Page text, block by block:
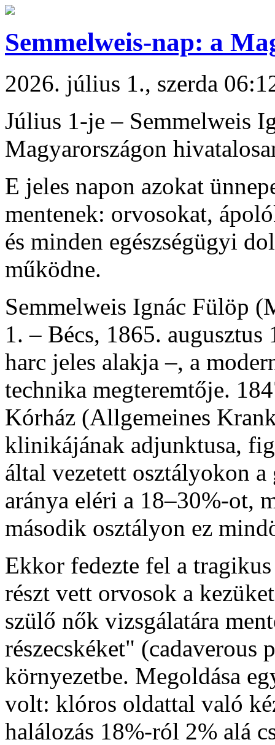
Semmelweis-nap: a
2026. július 1., szerda
Július 1-je – Semmelweis
Magyarországon
E jeles napon azokat
mentenek: orvosokat,
és minden egészségügyi
működne.
Semmelweis Ignác Fülöp
1. – Bécs, 1865.
harc jeles alakja –, a
technika megteremtője.
Kórház (Allgemeines
klinikájának adjunktusa,
által vezetett osztályokon
aránya eléri a 18–30%-ot,
második osztályon ez
Ekkor fedezte fel a
részt vett orvosok a
szülő nők vizsgálatára
részecskéket"
környezetbe. Megoldása
volt: klóros oldattal való
halálozás 18%-ról 2% alá